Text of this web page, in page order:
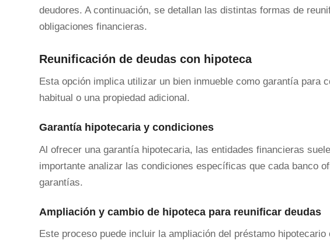
deudores. A continuación, se detallan las distintas formas de
obligaciones financieras.
Reunificación de deudas con hipoteca
Esta opción implica utilizar un bien inmueble como garantía para
habitual o una propiedad adicional.
Garantía hipotecaria y condiciones
Al ofrecer una garantía hipotecaria, las entidades financieras
importante analizar las condiciones específicas que cada banco
garantías.
Ampliación y cambio de hipoteca para reunificar deudas
Este proceso puede incluir la ampliación del préstamo